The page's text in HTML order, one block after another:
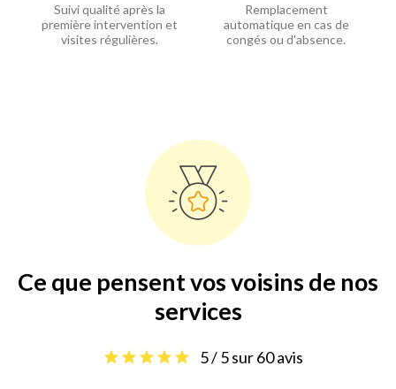
Suivi qualité après la
première intervention et
visites régulières.
Remplacement
automatique en cas de
congés ou d'absence.
Ce que pensent vos voisins de nos
services
5 / 5 sur 60 avis